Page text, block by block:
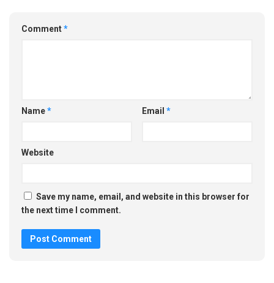
Comment*
Name* Email *
Website
Save my name, email, and website in this browser for
the next time I comment.